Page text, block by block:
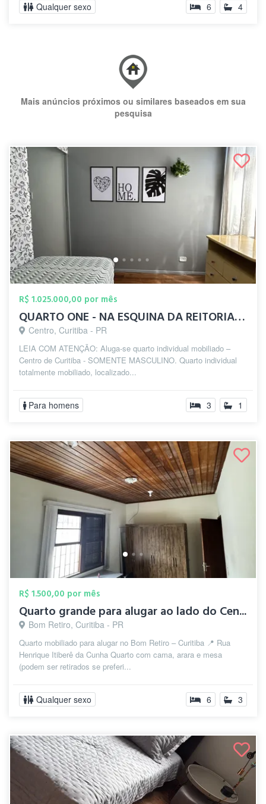
Qualquer sexo 6 4
Mais anúncios próximos ou similares baseados em sua
pesquisa
R$ 1.025.000,00 por mês
QUARTO ONE - NA ESQUINA DA REITORIA UFPR
Centro, Curitiba - PR
LEIA COM ATENÇÃO: Aluga-se quarto individual mobiliado –
Centro de Curitiba - SOMENTE MASCULINO. Quarto individual
totalmente mobiliado, localizado...
Para homens 3 1
R$ 1.500,00 por mês
Quarto grande para alugar ao lado do Cen...
Bom Retiro, Curitiba - PR
Quarto mobiliado para alugar no Bom Retiro – Curitiba 📍 Rua
Henrique Itiberê da Cunha Quarto com cama, arara e mesa
(podem ser retirados se preferi...
Qualquer sexo 6 3